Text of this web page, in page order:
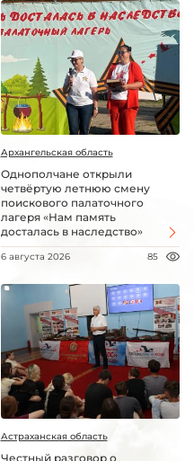
Архангельская область
Однополчане открыли
четвёртую летнюю смену
поискового палаточного
лагеря «Нам память
досталась в наследство»
6 августа 2026 85
Астраханская область
Честный разговор о